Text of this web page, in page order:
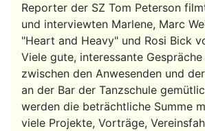
Reporter der SZ Tom Peterson
und interviewten Marlene, Marc
"Heart and Heavy" und Rosi Bick
Viele gute, interessante
zwischen den Anwesenden und
an der Bar der Tanzschule
werden die beträchtliche Summe
viele Projekte, Vorträge,